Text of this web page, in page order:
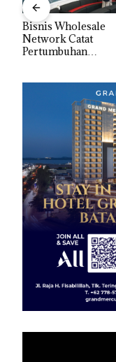
Bisnis Wholesale
Network Catat
Pertumbuhan